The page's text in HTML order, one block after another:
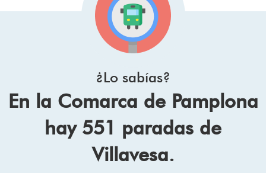
¿Lo sabías?
En la Comarca de Pamplona
hay 551 paradas de
Villavesa.